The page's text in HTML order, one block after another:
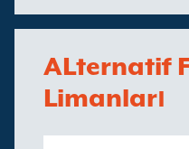
ALternatif
Limanları